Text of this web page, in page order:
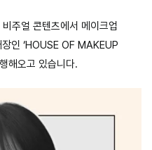
주얼 콘텐츠에서 메이크업
인 ‘HOUSE OF MAKEUP
해오고 있습니다.